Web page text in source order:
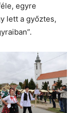
egyre
lett a győztes,